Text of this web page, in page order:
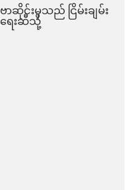
ဗာဆိုင်းမှသည် ငြိမ်းချမ်း
ရေးဆီသို့